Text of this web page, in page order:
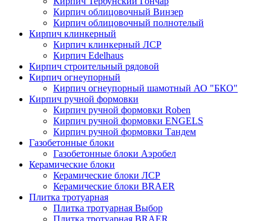
Кирпич облицовочный Винзер
Кирпич облицовочный полнотелый
Кирпич клинкерный
Кирпич клинкерный ЛСР
Кирпич Edelhaus
Кирпич строительный рядовой
Кирпич огнеупорный
Кирпич огнеупорный шамотный АО "БКО"
Кирпич ручной формовки
Кирпич ручной формовки Roben
Кирпич ручной формовки ENGELS
Кирпич ручной формовки Тандем
Газобетонные блоки
Газобетонные блоки Аэробел
Керамические блоки
Керамические блоки ЛСР
Керамические блоки BRAER
Плитка тротуарная
Плитка тротуарная Выбор
Плитка тротуарная BRAER